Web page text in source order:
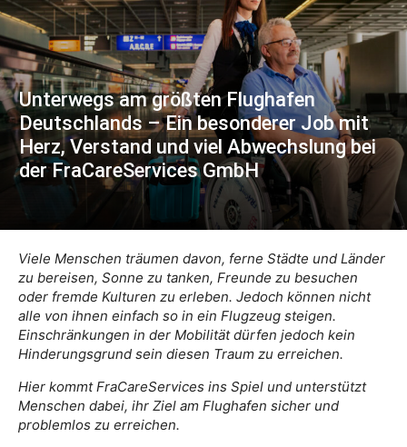
Unterwegs am größten Flughafen
Deutschlands – Ein besonderer Job mit
Herz, Verstand und viel Abwechslung bei
der FraCareServices GmbH
Viele Menschen träumen davon, ferne Städte und Länder
zu bereisen, Sonne zu tanken, Freunde zu besuchen
oder fremde Kulturen zu erleben. Jedoch können nicht
alle von ihnen einfach so in ein Flugzeug steigen.
Einschränkungen in der Mobilität dürfen jedoch kein
Hinderungsgrund sein diesen Traum zu erreichen.
Hier kommt FraCareServices ins Spiel und unterstützt
Menschen dabei, ihr Ziel am Flughafen sicher und
problemlos zu erreichen.